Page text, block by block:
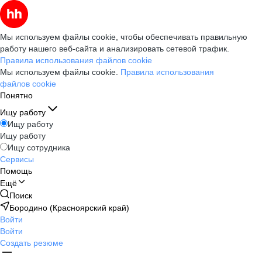
Мы используем файлы cookie, чтобы обеспечивать правильную
работу нашего веб-сайта и анализировать сетевой трафик.
Правила использования файлов cookie
Мы используем файлы cookie. Правила использования
файлов cookie
Понятно
Ищу работу
Ищу работу
Ищу работу
Ищу сотрудника
Сервисы
Помощь
Ещё
Поиск
Бородино (Красноярский край)
Войти
Войти
Создать резюме